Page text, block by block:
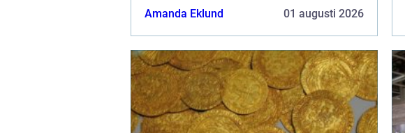
Amanda Eklund
01 augusti 2026